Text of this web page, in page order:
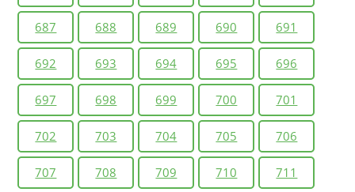
687 688 689 690 691
692 693 694 695 696
697 698 699 700 701
702 703 704 705 706
707 708 709 710 711